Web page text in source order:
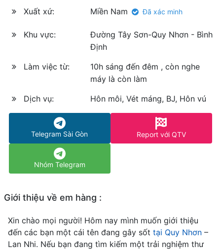
Xuất xứ:
Miền Nam Đã xác minh
Khu vực:
Đường Tây Sơn-Quy Nhơn - Bình
Định
Làm việc từ:
10h sáng đến đêm , còn nghe
máy là còn làm
Dịch vụ:
Hôn môi, Vét máng, BJ, Hôn vú
Telegram Sài Gòn Report với QTV
Nhóm Telegram
Giới thiệu về em hàng :
Xin chào mọi người! Hôm nay mình muốn giới thiệu
đến các bạn một cái tên đang gây sốt tại Quy Nhơn –
Lan Nhi. Nếu bạn đang tìm kiếm một trải nghiệm thư